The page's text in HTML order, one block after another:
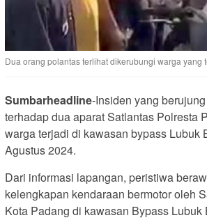
Dua orang polantas terlihat dikerubungi warga yang
Sumbarheadline-Insiden yang
terhadap dua aparat Satlantas Polresta
warga terjadi di kawasan bypass Lubuk
Agustus 2024.
Dari informasi lapangan, peristiwa
kelengkapan kendaraan bermotor oleh
Kota Padang di kawasan Bypass Lubuk